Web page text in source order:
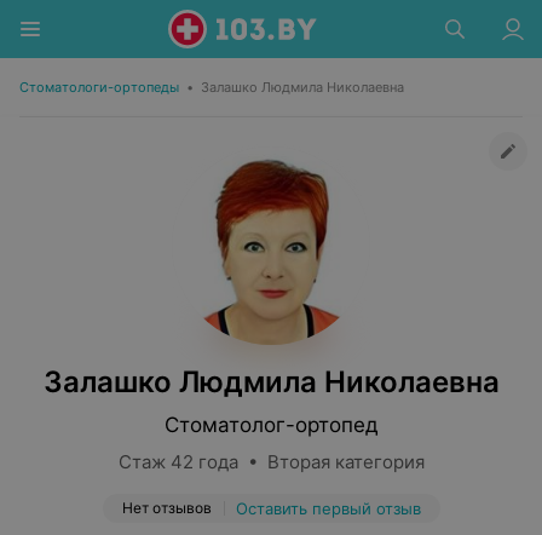
Стоматологи-ортопеды • Залашко Людмила Николаевна
Залашко Людмила Николаевна
Стоматолог-ортопед
Стаж 42 года • Вторая категория
Нет отзывов Оставить первый отзыв